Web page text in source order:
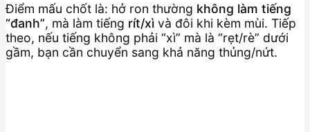
Điểm mấu chốt là: hở ron thường không làm tiếng
“đanh”, mà làm tiếng rít/xì và đôi khi kèm mùi. Tiếp
theo, nếu tiếng không phải “xì” mà là “rẹt/rè” dưới
gầm, bạn cần chuyển sang khả năng thủng/nứt.